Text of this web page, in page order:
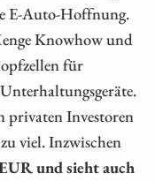
E-Auto-Hoffnung.
Knowhow und
für
privaten Investoren
viel. Inzwischen
und sieht auch